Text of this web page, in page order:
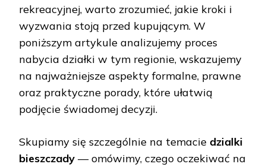
rekreacyjnej, warto zrozumieć, jakie kroki i
wyzwania stoją przed kupującym. W
poniższym artykule analizujemy proces
nabycia działki w tym regionie, wskazujemy
na najważniejsze aspekty formalne, prawne
oraz praktyczne porady, które ułatwią
podjęcie świadomej decyzji.
Skupiamy się szczególnie na temacie dzialki
bieszczady — omówimy, czego oczekiwać na